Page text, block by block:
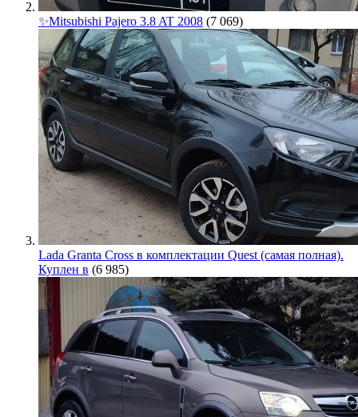
✨Mitsubishi Pajero 3.8 AT 2008 (7 069)
Lada Granta Cross в комплектации Quest (самая полная).
Куплен в (6 985)